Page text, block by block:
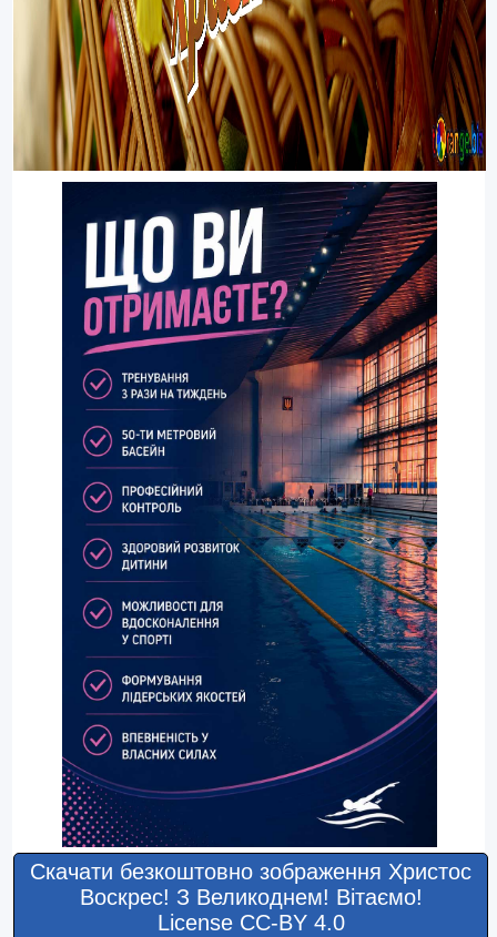
Скачати безкоштовно зображення Христос
Воскрес! З Великоднем! Вітаємо!
License CC-BY 4.0